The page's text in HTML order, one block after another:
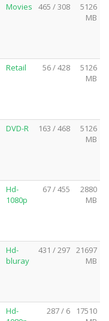
Movies 465 / 308
5126
MB
Retail 56 / 428
5126
MB
DVD-R 163 / 468
5126
MB
Hd-
1080p
67 / 455
2880
MB
Hd-
bluray
431 / 297 21697
MB
Hd-
287 / 6
17510